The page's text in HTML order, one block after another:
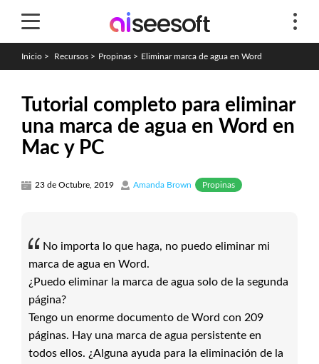
Inicio > Recursos > Propinas > Eliminar marca de agua en Word
Tutorial completo para eliminar
una marca de agua en Word en
Mac y PC
23 de Octubre, 2019 Amanda Brown Propinas
No importa lo que haga, no puedo eliminar mi
marca de agua en Word.
¿Puedo eliminar la marca de agua solo de la segunda
página?
Tengo un enorme documento de Word con 209
páginas. Hay una marca de agua persistente en
todos ellos. ¿Alguna ayuda para la eliminación de la